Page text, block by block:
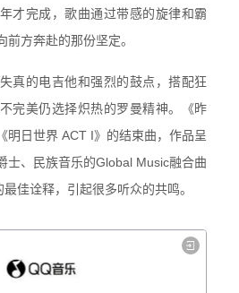
才完成，歌曲通过带感的旋律和霸
方奔赴的那份坚定。
真的电吉他和强烈的鼓点，搭配狂
完美仍选择炽热的罗曼精神。
《昨
明日世界 ACT I》的结束曲，作品呈
士、民族音乐的Global Music融合曲
佳诠释，引起很多听众的共鸣。